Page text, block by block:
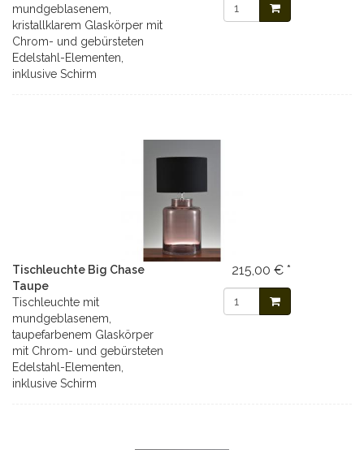
mundgeblasenem,
kristallklarem Glaskörper mit
Chrom- und gebürsteten
Edelstahl-Elementen,
inklusive Schirm
Tischleuchte Big Chase
Taupe
Tischleuchte mit
mundgeblasenem,
taupefarbenem Glaskörper
mit Chrom- und gebürsteten
Edelstahl-Elementen,
inklusive Schirm
215,00 € *